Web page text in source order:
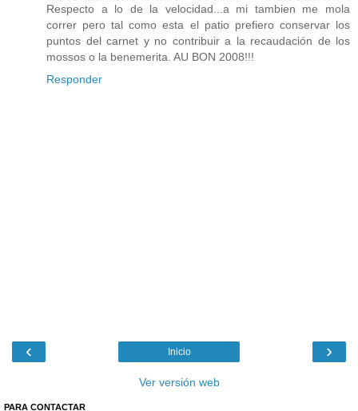
Respecto a lo de la velocidad...a mi tambien me mola
correr pero tal como esta el patio prefiero conservar los
puntos del carnet y no contribuir a la recaudación de los
mossos o la benemerita. AU BON 2008!!!
Responder
‹ ›
Inicio
Ver versión web
PARA CONTACTAR